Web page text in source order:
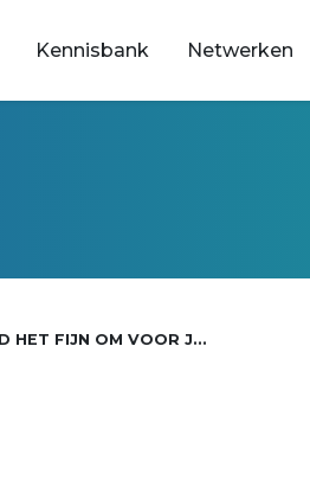
Kennisbank Netwerken
HET FIJN OM VOOR J...